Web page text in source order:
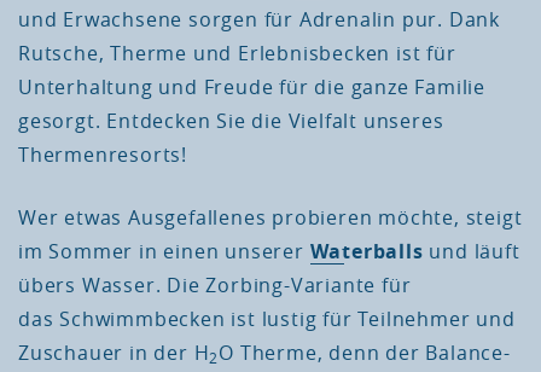
und Erwachsene sorgen für Adrenalin pur. Dank
Rutsche, Therme und Erlebnisbecken ist für
Unterhaltung und Freude für die ganze Familie
gesorgt. Entdecken Sie die Vielfalt unseres
Thermenresorts!
Wer etwas Ausgefallenes probieren möchte, steigt
im Sommer in einen unserer Waterballs und läuft
übers Wasser. Die Zorbing-Variante für
das Schwimmbecken ist lustig für Teilnehmer und
Zuschauer in der H2O Therme, denn der Balance-